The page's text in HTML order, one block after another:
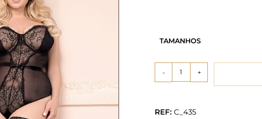
TAMANHOS
- +
REF: C_435